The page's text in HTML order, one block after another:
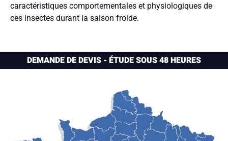
caractéristiques comportementales et physiologiques de
ces insectes durant la saison froide.
DEMANDE DE DEVIS - ÉTUDE SOUS 48 HEURES